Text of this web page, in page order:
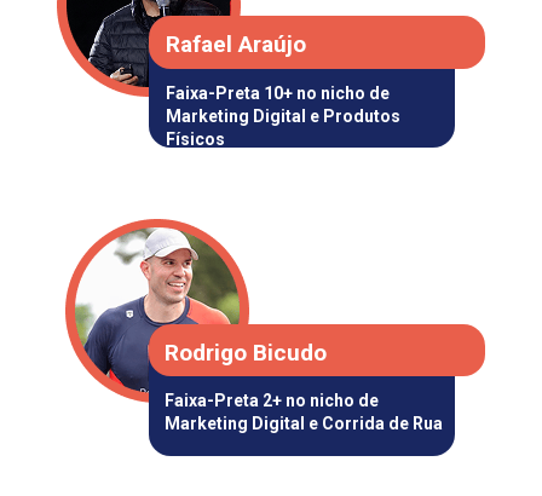
Rodrigo Bicudo
Rafael Araújo
Faixa-Preta 2+ no nicho de
Marketing Digital e Corrida de Rua
Faixa-Preta 10+
no nicho de
Marketing Digital e Produtos
Físicos